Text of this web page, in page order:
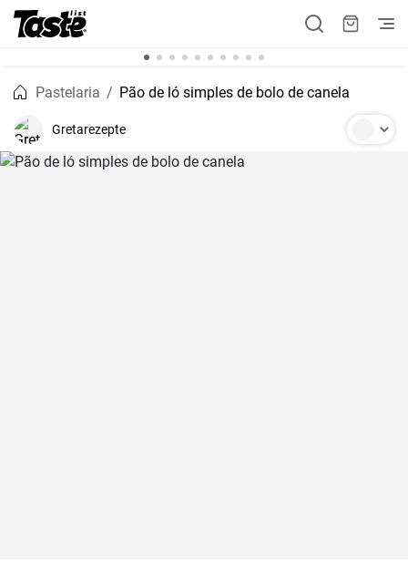
Pastelaria Pão de ló simples de bolo de canela
Gretarezepte